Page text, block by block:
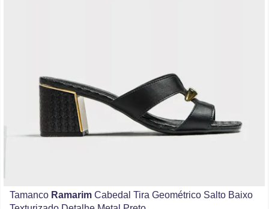
Tamanco Ramarim Cabedal Tira Geométrico Salto Baixo